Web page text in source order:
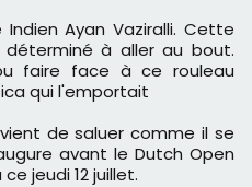
Ayan Vaziralli. Cette
à aller au bout.
faire face à ce rouleau
qui l'emportait
de saluer comme il se
avant le Dutch Open
jeudi 12 juillet.